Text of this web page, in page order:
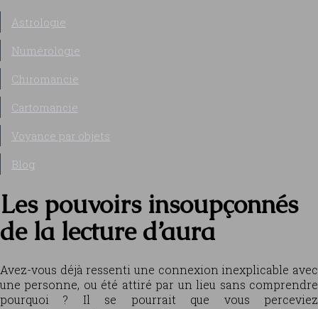
Astrologie
Numérologie
Chiromancie
Cartomancie
Voyance par objets
Blog
Les pouvoirs insoupçonnés
de la lecture d’aura
Avez-vous déjà ressenti une connexion inexplicable avec
une personne, ou été attiré par un lieu sans comprendre
pourquoi ? Il se pourrait que vous perceviez